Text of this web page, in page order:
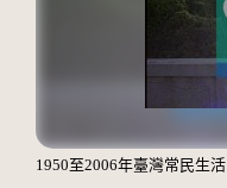
1950至2006年臺灣常民生活